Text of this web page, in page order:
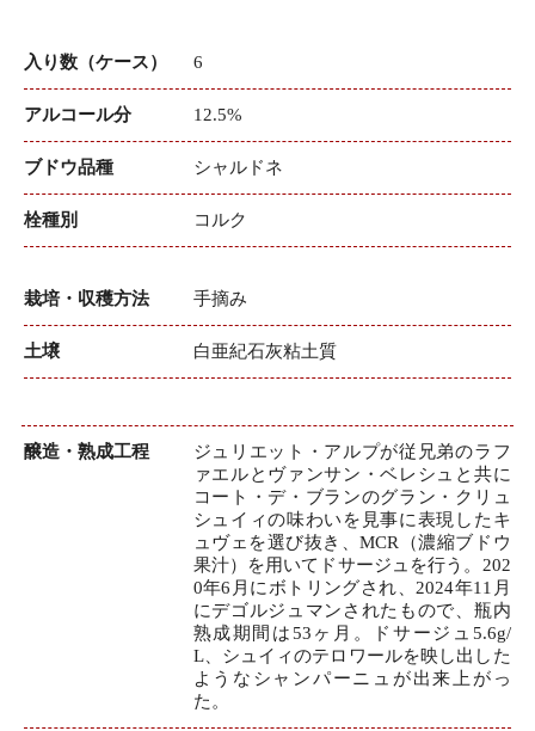
入り数（ケース） 6
アルコール分 12.5%
ブドウ品種 シャルドネ
栓種別 コルク
栽培・収穫方法 手摘み
土壌 白亜紀石灰粘土質
醸造・熟成工程
ジュリエット・アルプが従兄弟のラフ
ァエルとヴァンサン・ベレシュと共に
コート・デ・ブランのグラン・クリュ
シュイィの味わいを見事に表現したキ
ュヴェを選び抜き、MCR（濃縮ブドウ
果汁）を用いてドサージュを行う。202
0年6月にボトリングされ、2024年11月
にデゴルジュマンされたもので、瓶内
熟成期間は53ヶ月。ドサージュ5.6g/
L、シュイィのテロワールを映し出した
ようなシャンパーニュが出来上がっ
た。